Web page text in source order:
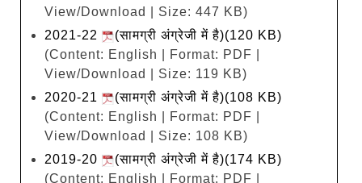
View/Download | Size: 447 KB)
2021-22
(सामग्री अंग्रेजी में है)(120 KB)
(Content: English | Format: PDF |
View/Download | Size: 119 KB)
2020-21
(सामग्री अंग्रेजी में है)(108 KB)
(Content: English | Format: PDF |
View/Download | Size: 108 KB)
2019-20
(सामग्री अंग्रेजी में है)(174 KB)
(Content: English | Format: PDF |